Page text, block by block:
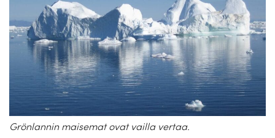
Grönlannin maisemat ovat vailla vertaa.